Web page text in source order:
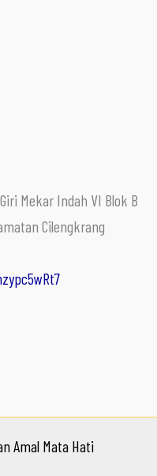
Mekar Indah VI Blok B
Cilengkrang
Amal Mata Hati